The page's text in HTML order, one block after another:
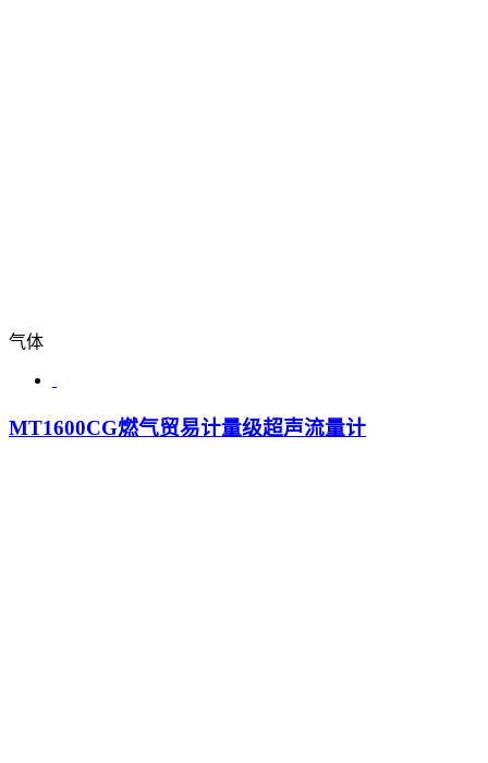
气体
MT1600CG燃气贸易计量级超声流量计